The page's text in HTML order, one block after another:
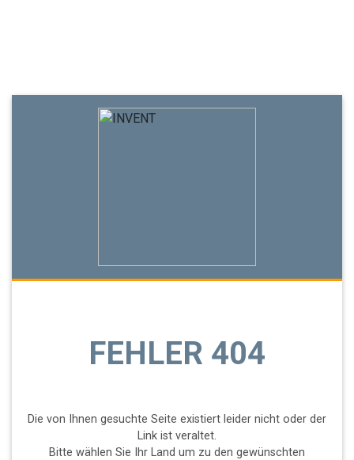
FEHLER 404
Die von Ihnen gesuchte Seite existiert leider nicht oder der
Link ist veraltet.
Bitte wählen Sie Ihr Land um zu den gewünschten